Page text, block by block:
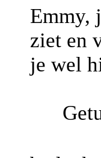
Emmy,
ziet en
je wel